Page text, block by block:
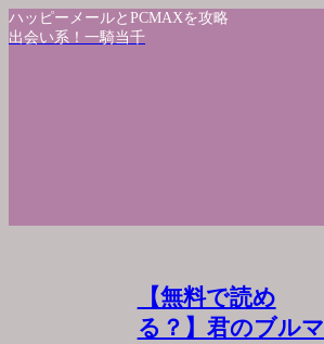
ハッピーメールとPCMAXを攻略
出会い系！一騎当千
【無料で読め
る？】君のブルマ